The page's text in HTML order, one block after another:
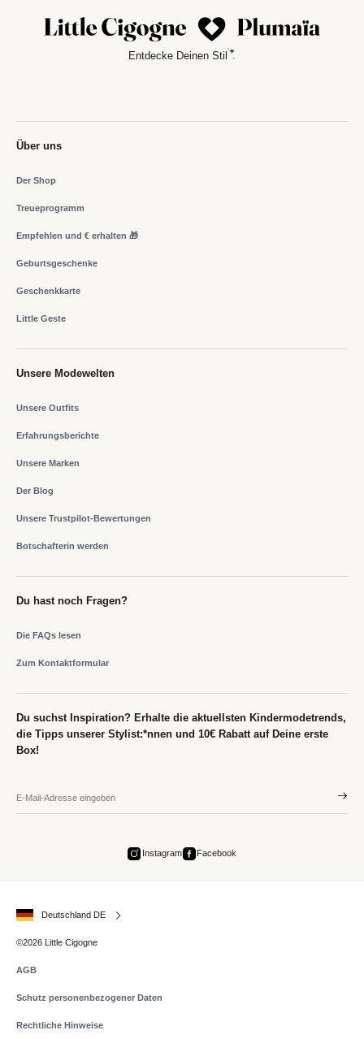
Entdecke Deinen Stil
Über uns
Der Shop
Treueprogramm
Empfehlen und € erhalten 🎁
Geburtsgeschenke
Geschenkkarte
Little Geste
Unsere Modewelten
Unsere Outfits
Erfahrungsberichte
Unsere Marken
Der Blog
Unsere Trustpilot-Bewertungen
Botschafterin werden
Du hast noch Fragen?
Die FAQs lesen
Zum Kontaktformular
Du suchst Inspiration? Erhalte die aktuellsten Kindermodetrends,
die Tipps unserer Stylist:*nnen und 10€ Rabatt auf Deine erste
Box!
Instagram Facebook
Deutschland DE
©2026 Little Cigogne
AGB
Schutz personenbezogener Daten
Rechtliche Hinweise